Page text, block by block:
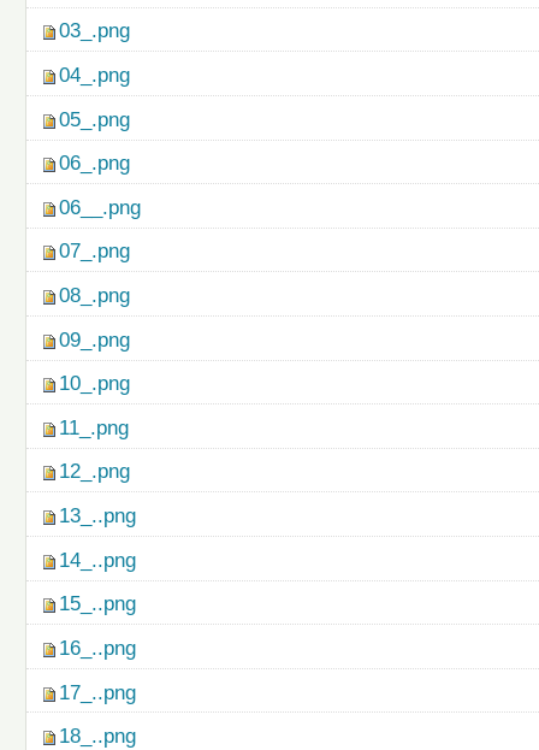
03_.png
04_.png
05_.png
06_.png
06__.png
07_.png
08_.png
09_.png
10_.png
11_.png
12_.png
13_..png
14_..png
15_..png
16_..png
17_..png
18_..png